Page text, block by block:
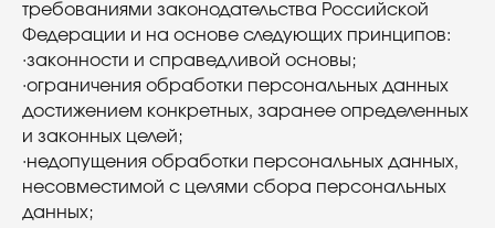
требованиями законодательства Российской
Федерации и на основе следующих принципов:
·законности и справедливой основы;
·ограничения обработки персональных данных
достижением конкретных, заранее определенных
и законных целей;
·недопущения обработки персональных данных,
несовместимой с целями сбора персональных
данных;